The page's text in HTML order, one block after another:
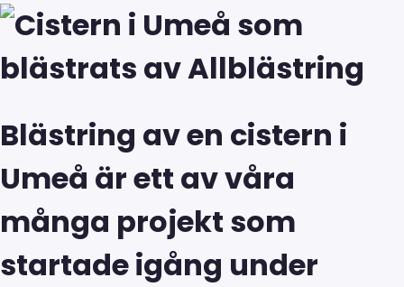
Blästring av en cistern i
Umeå är ett av våra
många projekt som
startade igång under